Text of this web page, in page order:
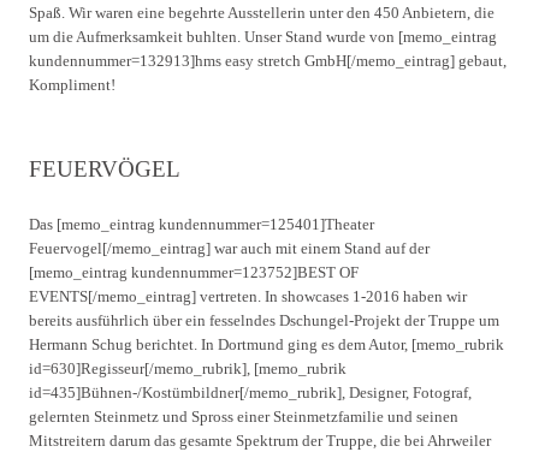
Spaß. Wir waren eine begehrte Ausstellerin unter den 450 Anbietern, die
um die Aufmerksamkeit buhlten. Unser Stand wurde von [memo_eintrag
kundennummer=132913]hms easy stretch GmbH[/memo_eintrag] gebaut,
Kompliment!
FEUERVÖGEL
Das [memo_eintrag kundennummer=125401]Theater
Feuervogel[/memo_eintrag] war auch mit einem Stand auf der
[memo_eintrag kundennummer=123752]BEST OF
EVENTS[/memo_eintrag] vertreten. In showcases 1-2016 haben wir
bereits ausführlich über ein fesselndes Dschungel-Projekt der Truppe um
Hermann Schug berichtet. In Dortmund ging es dem Autor, [memo_rubrik
id=630]Regisseur[/memo_rubrik], [memo_rubrik
id=435]Bühnen-/Kostümbildner[/memo_rubrik], Designer, Fotograf,
gelernten Steinmetz und Spross einer Steinmetzfamilie und seinen
Mitstreitern darum das gesamte Spektrum der Truppe, die bei Ahrweiler